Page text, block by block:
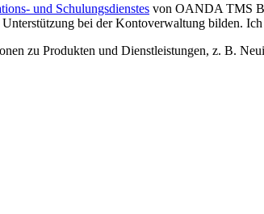
und Schulungsdienstes von OANDA TMS
bei der Kontoverwaltung bilden.
zu Produkten und Dienstleistungen, z. B.